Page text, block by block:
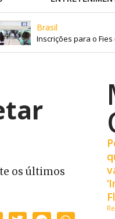
Brasil
Inscrições para o Fies
os últimos